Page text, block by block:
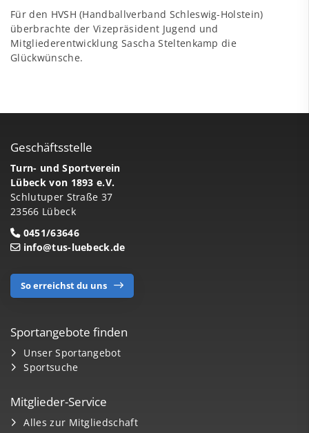
Für den HVSH (Handballverband Schleswig-Holstein)
überbrachte der Vizepräsident Jugend und
Mitgliederentwicklung Sascha Steltenkamp die
Glückwünsche.
Geschäftsstelle
Turn- und Sportverein
Lübeck von 1893 e.V.
Schlutuper Straße 37
23566 Lübeck
0451/63646
info@tus-luebeck.de
So erreichst du uns
Sportangebote finden
Unser Sportangebot
Sportsuche
Mitglieder-Service
Alles zur Mitgliedschaft